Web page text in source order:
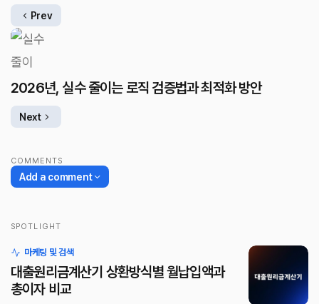
Prev
2026년, 실수 줄이는 로직 검증법과 최적화 방안
Next
COMMENTS
Add a comment
SPOTLIGHT
마케팅 및 검색
대출원리금계산기 상환방식별 월납입액과
총이자 비교